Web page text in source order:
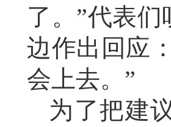
了。”代表
边作出回应
会上去。”
为了把建